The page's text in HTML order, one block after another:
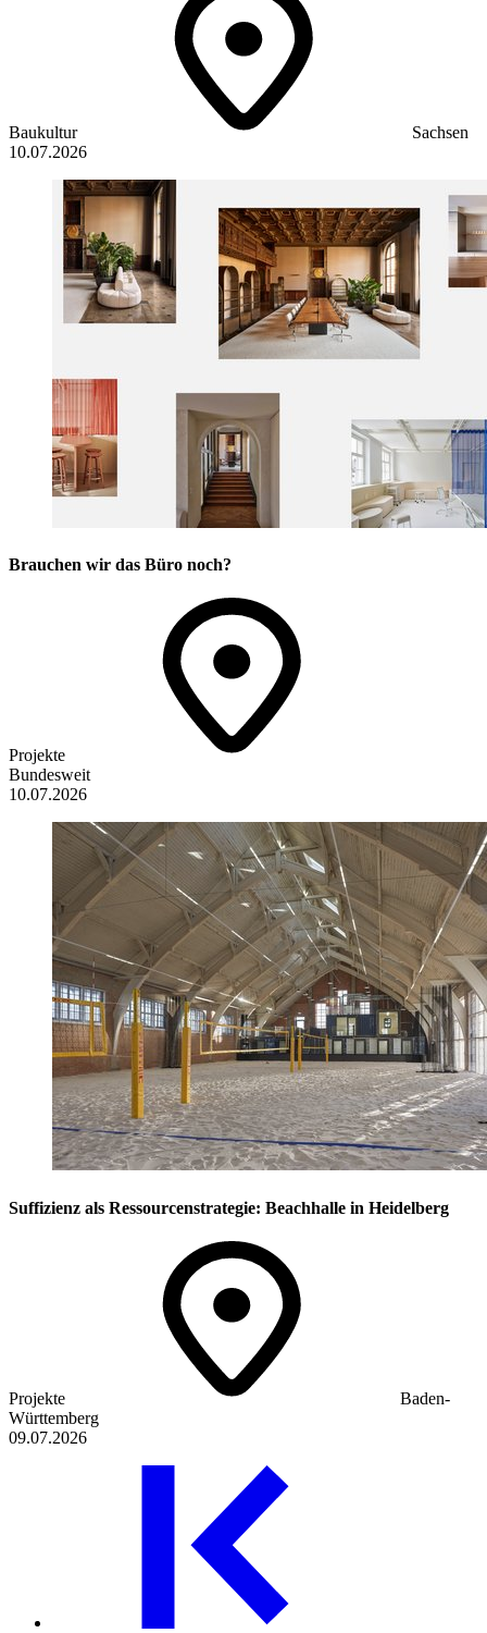
Baukultur
Sachsen
10.07.2026
Brauchen wir das Büro noch?
Projekte
Bundesweit
10.07.2026
Suffizienz als Ressourcenstrategie: Beachhalle in Heidelberg
Projekte
Baden-
Württemberg
09.07.2026